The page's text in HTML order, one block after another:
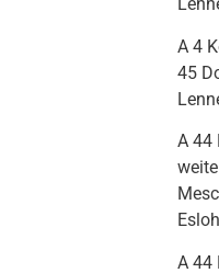
A 4
45
A 44
A 44